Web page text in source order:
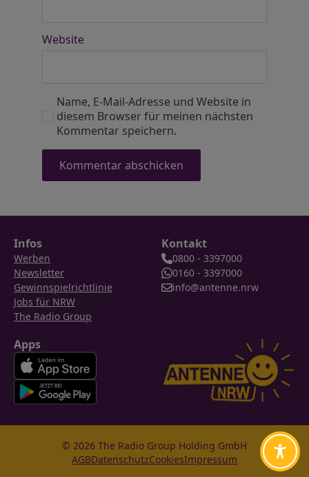
Website
Name, E-Mail-Adresse und Website in
diesem Browser für meinen nächsten
Kommentar speichern.
Infos
Werben
Newsletter
Gewinnspielrichtlinie
Jobs für NRW
The Radio Group
Kontakt
0800 - 3397000
0160 - 3397000
info@antenne.nrw
Apps
© 2026 The Radio Group Holding GmbH
AGBDatenschutzCookiesImpressum